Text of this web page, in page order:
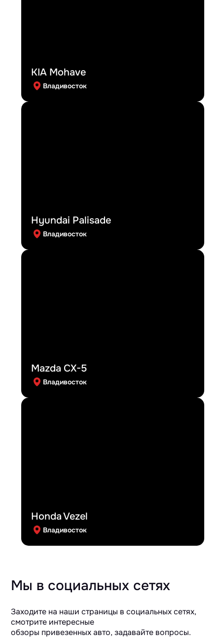
KIA Mohave
Владивосток
Hyundai Palisade
Владивосток
Mazda CX-5
Владивосток
Honda Vezel
Владивосток
Мы в социальных сетях
Заходите на наши страницы в социальных сетях,
смотрите интересные
обзоры привезенных авто, задавайте вопросы.